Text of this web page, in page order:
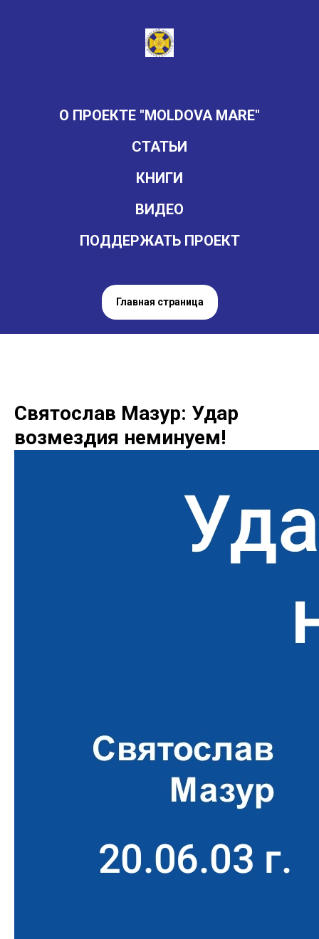
О ПРОЕКТЕ "MOLDOVA MARE"
СТАТЬИ
КНИГИ
ВИДЕО
ПОДДЕРЖАТЬ ПРОЕКТ
Главная страница
Святослав Мазур: Удар
возмездия неминуем!